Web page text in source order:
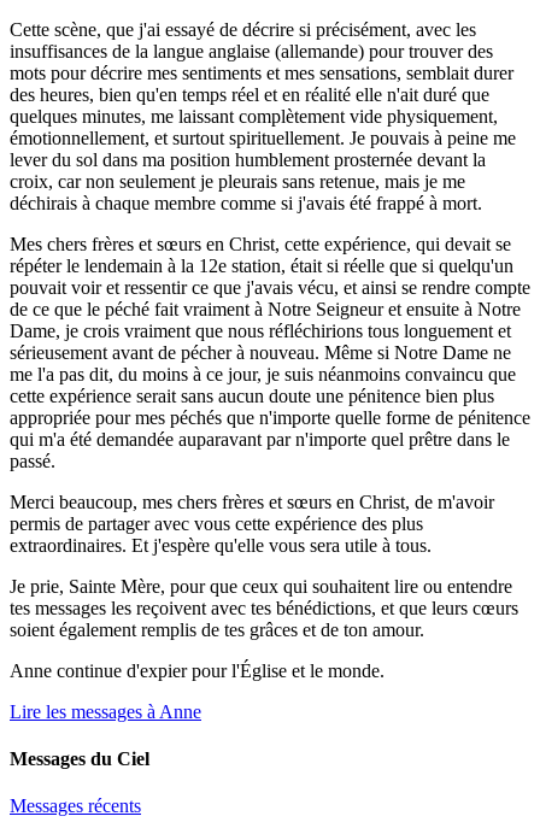
Cette scène, que j'ai essayé de décrire si précisément, avec les
insuffisances de la langue anglaise (allemande) pour trouver des
mots pour décrire mes sentiments et mes sensations, semblait durer
des heures, bien qu'en temps réel et en réalité elle n'ait duré que
quelques minutes, me laissant complètement vide physiquement,
émotionnellement, et surtout spirituellement. Je pouvais à peine me
lever du sol dans ma position humblement prosternée devant la
croix, car non seulement je pleurais sans retenue, mais je me
déchirais à chaque membre comme si j'avais été frappé à mort.
Mes chers frères et sœurs en Christ, cette expérience, qui devait se
répéter le lendemain à la 12e station, était si réelle que si quelqu'un
pouvait voir et ressentir ce que j'avais vécu, et ainsi se rendre compte
de ce que le péché fait vraiment à Notre Seigneur et ensuite à Notre
Dame, je crois vraiment que nous réfléchirions tous longuement et
sérieusement avant de pécher à nouveau. Même si Notre Dame ne
me l'a pas dit, du moins à ce jour, je suis néanmoins convaincu que
cette expérience serait sans aucun doute une pénitence bien plus
appropriée pour mes péchés que n'importe quelle forme de pénitence
qui m'a été demandée auparavant par n'importe quel prêtre dans le
passé.
Merci beaucoup, mes chers frères et sœurs en Christ, de m'avoir
permis de partager avec vous cette expérience des plus
extraordinaires. Et j'espère qu'elle vous sera utile à tous.
Je prie, Sainte Mère, pour que ceux qui souhaitent lire ou entendre
tes messages les reçoivent avec tes bénédictions, et que leurs cœurs
soient également remplis de tes grâces et de ton amour.
Anne continue d'expier pour l'Église et le monde.
Lire les messages à Anne
Messages du Ciel
Messages récents